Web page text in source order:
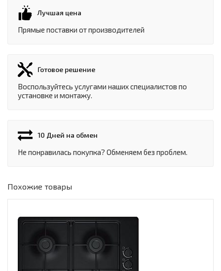
Лучшая цена
Прямые поставки от производителей
Готовое решение
Воспользуйтесь услугами наших специалистов по
установке и монтажу.
10 Дней на обмен
Не понравилась покупка? Обменяем без проблем.
Похожие товары